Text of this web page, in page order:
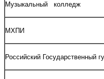
Музыкальный колледж
МХПИ
Российский Государственный